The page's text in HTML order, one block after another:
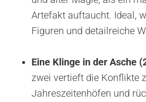
Artefakt auftaucht. Ideal,
Figuren und detailreiche
Eine Klinge in der Asche
zwei vertieft die Konflikte
Jahreszeitenhöfen und